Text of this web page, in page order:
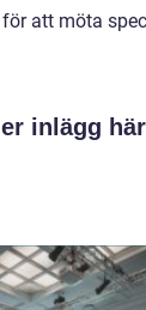
att möta
inlägg här